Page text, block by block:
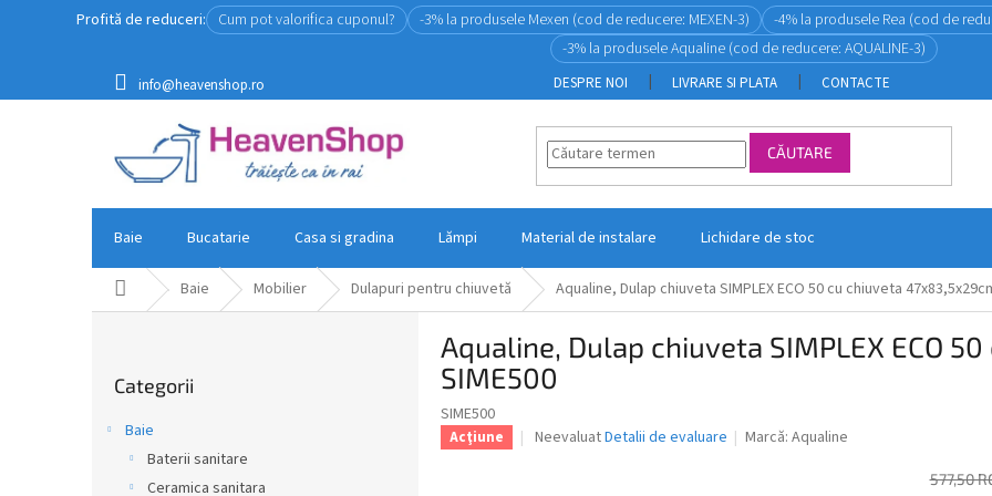
Profită de reduceri: Cum pot valorifica cuponul? -3% la produsele Mexen (cod de reducere: MEXEN-3) -4% la produsele Rea (cod de
-3% la produsele Aqualine (cod de reducere: AQUALINE-3)
info@heavenshop.ro DESPRE NOI LIVRARE SI PLATA CONTACTE
CĂUTARE
Baie Bucatarie Casa si gradina Lămpi Material de instalare Lichidare de stoc
Acasă Baie Mobilier Dulapuri pentru chiuvetă Aqualine, Dulap chiuveta SIMPLEX ECO 50 cu chiuveta
peste
Categorii
Baie
Baterii sanitare
Ceramica sanitara
Aqualine, Dulap chiuveta SIMPLEX ECO
SIME500
SIME500
Acţiune
Evaluarea
NeevaluatDetalii de evaluare Marcă:Aqualine
577,50